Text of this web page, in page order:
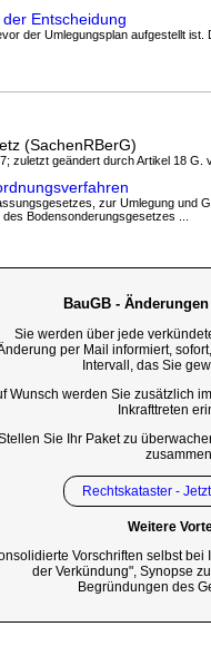
Entscheidung
der Umlegungsplan aufgestellt ist.
(SachenRBerG)
zuletzt geändert durch Artikel 18 G.
zur Umlegung und
Bodensonderungsgesetzes ...
BauGB -
Sie werden über jede
per Mail informiert,
Intervall, das Sie
Wunsch werden Sie zusätzlich
Inkrafttreten
Sie Ihr Paket zu
Rechtskataster -
Weitere
Vorschriften selbst bei
der Verkündung", Synopse
Begründungen des